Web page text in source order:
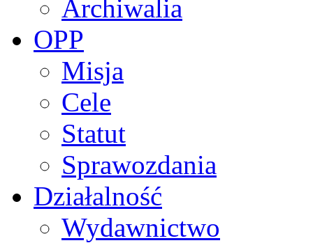
Archiwalia
OPP
Misja
Cele
Statut
Sprawozdania
Działalność
Wydawnictwo